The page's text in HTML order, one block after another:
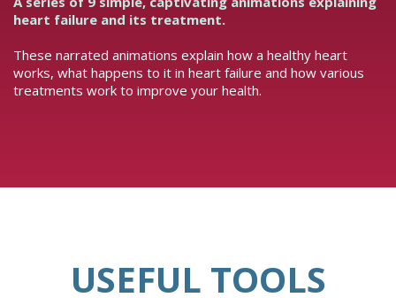
heart failure and its treatment.
These narrated animations explain how a healthy heart
works, what happens to it in heart failure and how various
treatments work to improve your health.
USEFUL TOOLS